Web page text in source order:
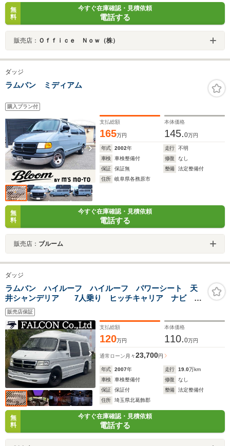
無
料
今すぐ在庫確認・見積依頼
電話する
販売店： Ｏｆｆｉｃｅ Ｎｏｗ（株）
ダッジ
ラムバン ミディアム
購入プラン付
支払総額
165万円
本体価格
145.0万円
年式 2002年 走行
不明
車検
車検整備付 修復
なし
保証
保証無 整備
法定整備付
住所
岐阜県各務原市
無
料
今すぐ在庫確認・見積依頼
電話する
販売店： ブルーム
ダッジ
ラムバン ハイルーフ ハイルーフ パワーシート 天
井シャンデリア 7人乗り ヒッチキャリア ナビ
TV バックカメラ Bluetooth リアモニター クルー
ズコントロール サイドカメラ ドライブレコーダー
販売店保証
支払総額
120万円
本体価格
110.0万円
通常ローン 月々23,700円
年式 2007年 走行 19.0万km
車検
車検整備付 修復
なし
保証
保証付 整備
法定整備付
住所
埼玉県北葛飾郡
無
料
今すぐ在庫確認・見積依頼
電話する